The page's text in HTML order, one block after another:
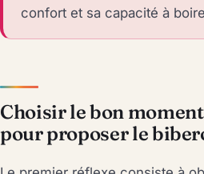
confort et sa capacité à
Choisir le bon
pour proposer le